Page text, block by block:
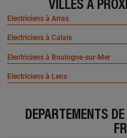
VILLES À
Electriciens à Arras
Electriciens à Calais
Electriciens à Boulogne-sur-Mer
Electriciens à Lens
DÉPARTEMENTS